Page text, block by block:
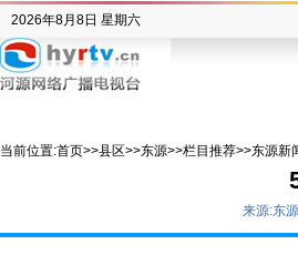
2026年8月8日 星期六
当前位置:首页>>县区>>东源>>栏目推荐>>东源新
来源:东